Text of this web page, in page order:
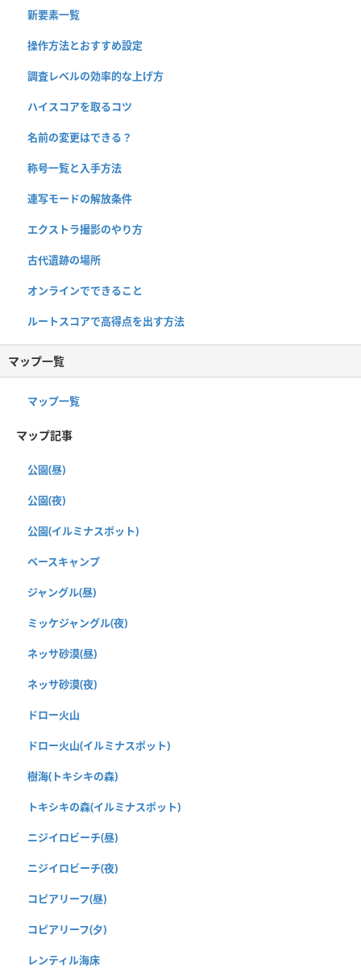
新要素一覧
操作方法とおすすめ設定
調査レベルの効率的な上げ方
ハイスコアを取るコツ
名前の変更はできる？
称号一覧と入手方法
連写モードの解放条件
エクストラ撮影のやり方
古代遺跡の場所
オンラインでできること
ルートスコアで高得点を出す方法
マップ一覧
マップ一覧
マップ記事
公園(昼)
公園(夜)
公園(イルミナスポット)
ベースキャンプ
ジャングル(昼)
ミッケジャングル(夜)
ネッサ砂漠(昼)
ネッサ砂漠(夜)
ドロー火山
ドロー火山(イルミナスポット)
樹海(トキシキの森)
トキシキの森(イルミナスポット)
ニジイロビーチ(昼)
ニジイロビーチ(夜)
コピアリーフ(昼)
コピアリーフ(夕)
レンティル海床